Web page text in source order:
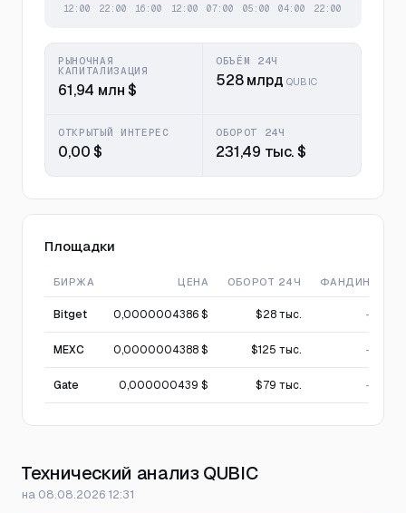
РЫНОЧНАЯ
КАПИТАЛИЗАЦИЯ
61,94 млн $
ОБЪЁМ 24Ч
528 млрд QUBIC
ОТКРЫТЫЙ ИНТЕРЕС
0,00 $
ОБОРОТ 24Ч
231,49 тыс. $
Площадки
БИРЖА ЦЕНА ОБОРОТ 24Ч ФАНДИНГ
Bitget 0,0000004386 $ $28 тыс. —
MEXC 0,0000004388 $ $125 тыс. —
Gate 0,000000439 $ $79 тыс. —
Технический анализ QUBIC
на 08.08.2026 12:31